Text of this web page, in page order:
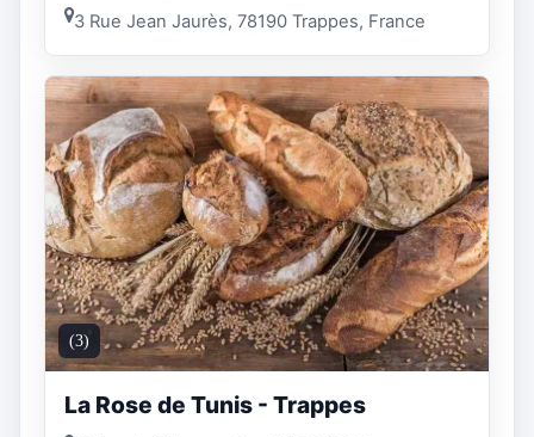
3 Rue Jean Jaurès, 78190 Trappes, France
(3)
La Rose de Tunis - Trappes